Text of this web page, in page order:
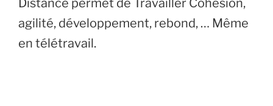
Distance permet de Travailler Cohésion,
agilité, développement, rebond, … Même
en télétravail.